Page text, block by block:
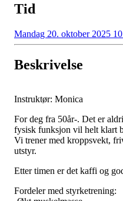
Tid
Mandag 20. oktober 2025
Beskrivelse
Instruktør: Monica
For deg fra 50år-. Det er
fysisk funksjon vil helt klart
Vi trener med kroppsvekt,
utstyr.
Etter timen er det kaffi og
Fordeler med styrketrening: